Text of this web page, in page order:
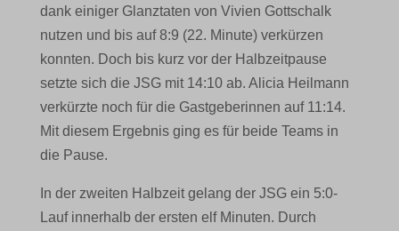
dank einiger Glanztaten von Vivien Gottschalk
nutzen und bis auf 8:9 (22. Minute) verkürzen
konnten. Doch bis kurz vor der Halbzeitpause
setzte sich die JSG mit 14:10 ab. Alicia Heilmann
verkürzte noch für die Gastgeberinnen auf 11:14.
Mit diesem Ergebnis ging es für beide Teams in
die Pause.
In der zweiten Halbzeit gelang der JSG ein 5:0-
Lauf innerhalb der ersten elf Minuten. Durch